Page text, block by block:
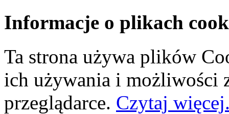
Informacje o plikach
Ta strona używa plików
ich używania i możliwości
przeglądarce. Czytaj